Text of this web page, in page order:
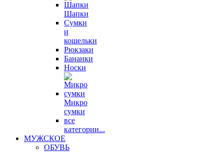
Шапки
Сумки
и
кошельки
Рюкзаки
Бананки
Носки
Микро
сумки
все
категории...
МУЖСКОЕ
ОБУВЬ